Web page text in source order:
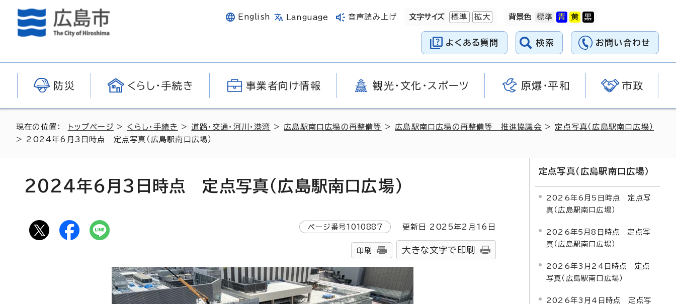
English Language 音声読み上げ 文字サイズ 標準 拡大 背景色
よくある質問 検索 お問い合わせ
防災 くらし・手続き 事業者向け情報 観光・文化・スポーツ 原爆・平和 市政
現在の位置： トップページ > くらし・手続き >道路・交通・河川・港湾 > 広島駅南口広場の再整備等 > 広島駅南口広場の再整備等 推進協議会 > 定点写真（広島駅南口広場）
> 2024年6月3日時点 定点写真（広島駅南口広場）
2024年6月3日時点 定点写真（広島駅南口広場）
ページ番号1010887 更新日 2025年2月 16 日
印刷 大きな文字で印刷
定点写真（広島駅南口広場）
2026年6月5日時点 定点写
真（広島駅南口広場）
2026年5月8日時点 定点写
真（広島駅南口広場）
2026年3月24日時点 定点
写真（広島駅南口広場）
2026年3月4日時点 定点写